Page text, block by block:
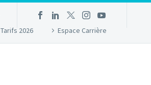
Tarifs 2026 Espace Carrière